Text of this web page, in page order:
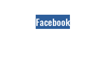
Facebook